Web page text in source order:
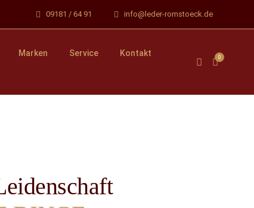
09181 / 64 91 info@leder-romstoeck.de
Marken Service Kontakt 0